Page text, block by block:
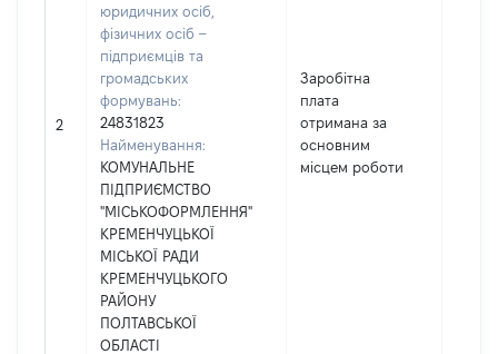
2
юридичних осіб,
фізичних осіб –
підприємців та
громадських
формувань:
24831823
Найменування:
КОМУНАЛЬНЕ
ПІДПРИЄМСТВО
"МІСЬКОФОРМЛЕННЯ"
КРЕМЕНЧУЦЬКОЇ
МІСЬКОЇ РАДИ
КРЕМЕНЧУЦЬКОГО
РАЙОНУ
ПОЛТАВСЬКОЇ
ОБЛАСТІ
Заробітна
плата
отримана за
основним
місцем роботи